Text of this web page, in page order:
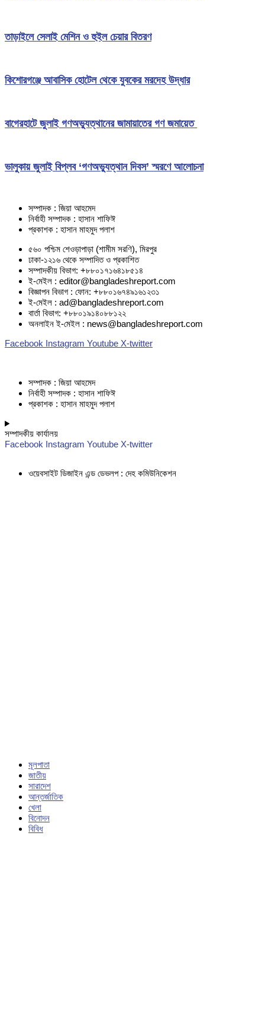
তাড়াইলে সেলাই মেশিন ও হুইল চেয়ার বিতরণ
কিশোরগঞ্জে আবাসিক হোটেল থেকে যুবকের মরদেহ উদ্ধার
বাগেরহাটে জুলাই গণঅভ্যুত্থানের জামায়াতের গণ জমায়েত
ভালুকায় জুলাই বিপ্লব ‘গণঅভ্যুত্থান দিবস’ স্মরণে আলোচনা
সম্পাদক : জিয়া আহমেদ
নির্বাহী সম্পাদক : হাসান শাফিঈ
প্রকাশক : হাসান মাহমুদ পলাশ
৫৬০ পশ্চিম শেওড়াপাড়া (শামীম সরণি), মিরপুর
ঢাকা-১২১৬ থেকে সম্পাদিত ও প্রকাশিত
সম্পাদকীয় বিভাগ: +৮৮০১৭১৬৪১৮৫১৪
ই-মেইল : editor@bangladeshreport.com
বিজ্ঞাপন বিভাগ : ফোন: +৮৮০১৬৭৪৯১৬১২৩১
ই-মেইল : ad@bangladeshreport.com
বার্তা বিভাগ: +৮৮০১৯১৪০৮৮১২২
অনলাইন ই-মেইল : news@bangladeshreport.com
Facebook Instagram Youtube X-twitter
সম্পাদক : জিয়া আহমেদ
নির্বাহী সম্পাদক : হাসান শাফিঈ
প্রকাশক : হাসান মাহমুদ পলাশ
সম্পাদকীয় কার্যালয়
Facebook Instagram Youtube X-twitter
ওয়েবসাইট ডিজাইন এন্ড ডেভলপ : দেহ কমিউনিকেশন
মূলপাতা
জাতীয়
সারাদেশ
আন্তর্জাতিক
খেলা
বিনোদন
বিবিধ